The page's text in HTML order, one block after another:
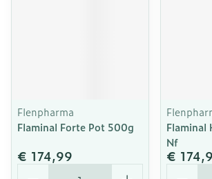
Flenpharma
Flaminal Forte Pot 500g
€ 174,99
Aantal
Flaminal
Nf
€
Aantal